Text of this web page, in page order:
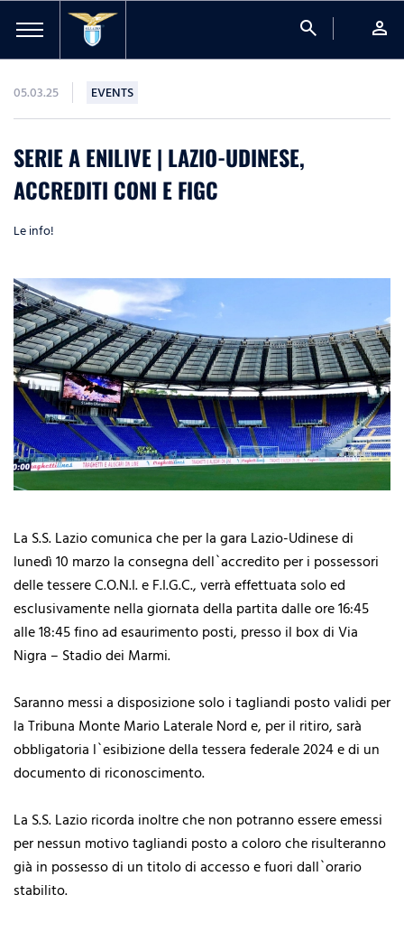
search person
05.03.25 EVENTS
SERIE A ENILIVE | LAZIO-UDINESE,
ACCREDITI CONI E FIGC
Le info!
La S.S. Lazio comunica che per la gara Lazio-Udinese di
lunedì 10 marzo la consegna dell`accredito per i possessori
delle tessere C.O.N.I. e F.I.G.C., verrà effettuata solo ed
esclusivamente nella giornata della partita dalle ore 16:45
alle 18:45 fino ad esaurimento posti, presso il box di Via
Nigra – Stadio dei Marmi.
Saranno messi a disposizione solo i tagliandi posto validi per
la Tribuna Monte Mario Laterale Nord e, per il ritiro, sarà
obbligatoria l`esibizione della tessera federale 2024 e di un
documento di riconoscimento.
La S.S. Lazio ricorda inoltre che non potranno essere emessi
per nessun motivo tagliandi posto a coloro che risulteranno
già in possesso di un titolo di accesso e fuori dall`orario
stabilito.